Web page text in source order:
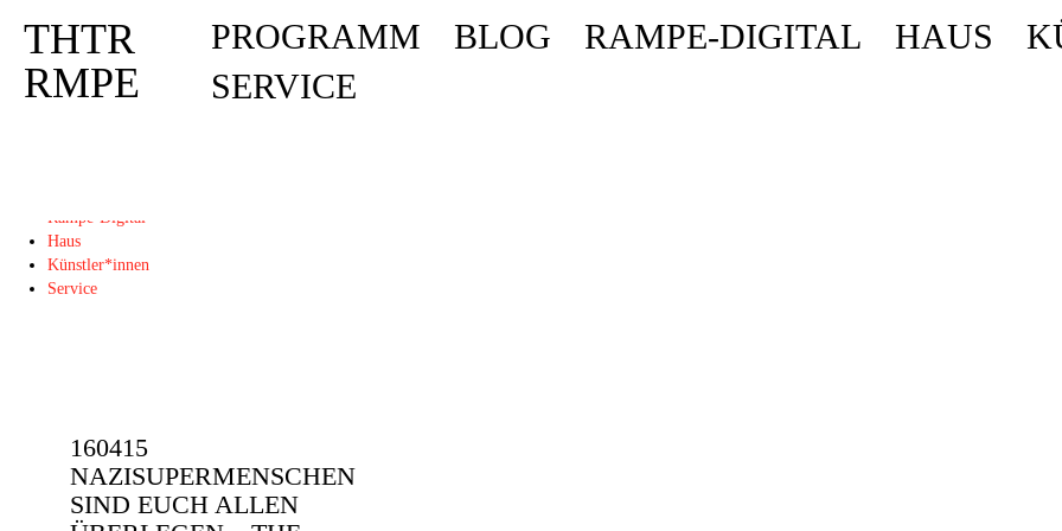
Deprecated : Die Funktion post_permalink ist seit Version 4.4.0 veraltet! Verwende stattdessen get_permalink(). in /homepages/10/d43051023/htdocs/
THTR
RMPE
Rampe-Digital
Haus
Künstler*innen
Service
THTR
RMPE
PROGRAMM BLOG RAMPE-DIGITAL HAUS
SERVICE
160415
NAZISUPERMENSCHEN
SIND EUCH ALLEN